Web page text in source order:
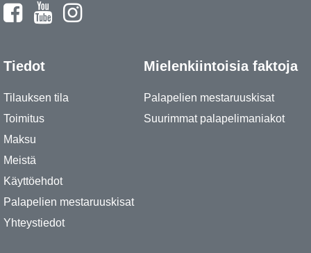
Tiedot
Tilauksen tila
Toimitus
Maksu
Meistä
Käyttöehdot
Palapelien mestaruuskisat
Yhteystiedot
Mielenkiintoisia faktoja
Palapelien mestaruuskisat
Suurimmat palapelimaniakot